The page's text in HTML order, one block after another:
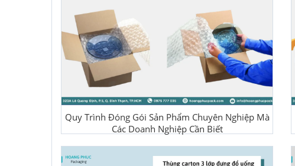
Quy Trình Đóng Gói Sản Phẩm Chuyên Nghiệp Mà
Các Doanh Nghiệp Cần Biết